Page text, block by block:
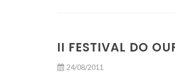
II FESTIVAL DO
24/08/2011